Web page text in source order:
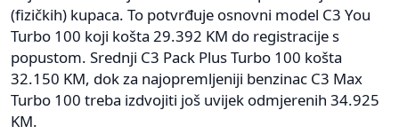
(fizičkih) kupaca. To potvrđuje osnovni model C3 You
Turbo 100 koji košta 29.392 KM do registracije s
popustom. Srednji C3 Pack Plus Turbo 100 košta
32.150 KM, dok za najopremljeniji benzinac C3 Max
Turbo 100 treba izdvojiti još uvijek odmjerenih 34.925
KM.